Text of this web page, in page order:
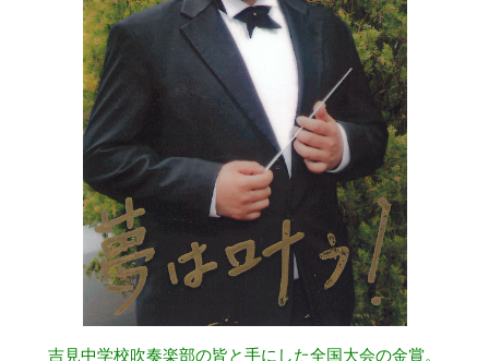
吉見中学校吹奏楽部の皆と手にした全国大会の金賞。